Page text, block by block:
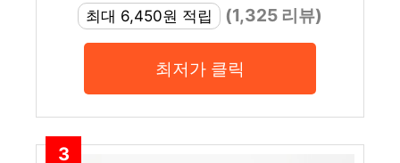
최대 6,450원 적립
(1,325 리뷰)
최저가 클릭
3